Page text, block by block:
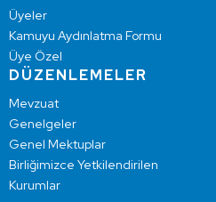
Üyeler
Kamuyu Aydınlatma Formu
Üye Özel
DÜZENLEMELER
Mevzuat
Genelgeler
Genel Mektuplar
Birliğimizce Yetkilendirilen
Kurumlar